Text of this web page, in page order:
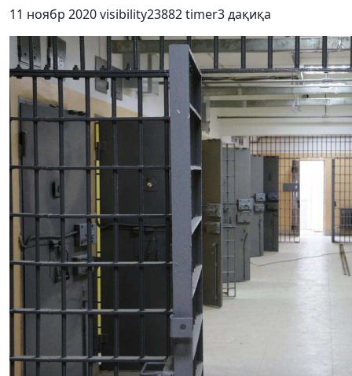
11 ноябр 2020visibility23882timer3 дақиқа